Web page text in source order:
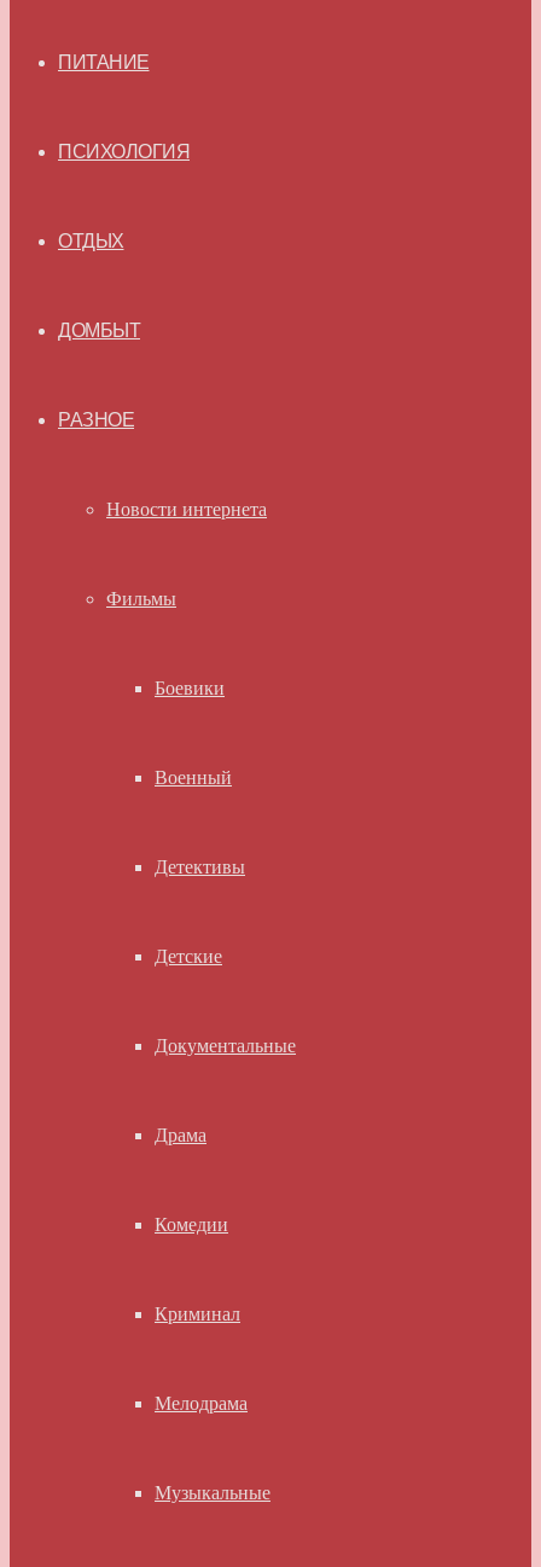
ПИТАНИЕ
ПСИХОЛОГИЯ
ОТДЫХ
ДОМБЫТ
РАЗНОЕ
Новости интернета
Фильмы
Боевики
Военный
Детективы
Детские
Документальные
Драма
Комедии
Криминал
Мелодрама
Музыкальные